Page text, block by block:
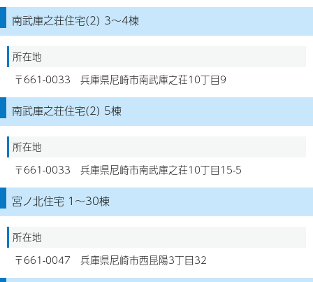
南武庫之荘住宅(2) 3～4棟
所在地
〒661-0033 兵庫県尼崎市南武庫之荘10丁目9
南武庫之荘住宅(2) 5棟
所在地
〒661-0033 兵庫県尼崎市南武庫之荘10丁目15-5
宮ノ北住宅 1～30棟
所在地
〒661-0047 兵庫県尼崎市西昆陽3丁目32